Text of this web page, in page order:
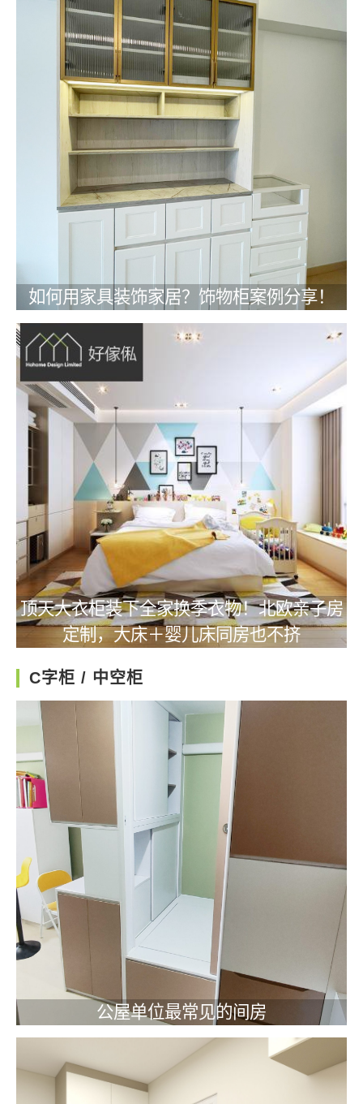
如何用家具装饰家居？饰物柜案例分享！
顶天大衣柜装下全家换季衣物！北欧亲子房
定制，大床＋婴儿床同房也不挤
C字柜 / 中空柜
公屋单位最常见的间房